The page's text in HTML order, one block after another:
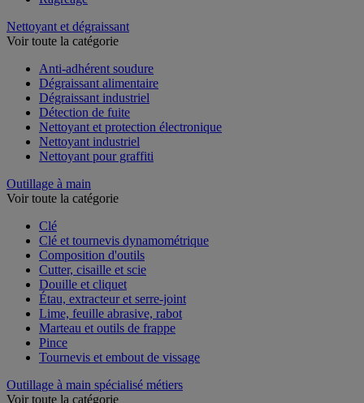
Nettoyant et dégraissant
Voir toute la catégorie
Anti-adhérent soudure
Dégraissant alimentaire
Dégraissant industriel
Détection de fuite
Nettoyant et protection électronique
Nettoyant industriel
Nettoyant pour graffiti
Outillage à main
Voir toute la catégorie
Clé
Clé et tournevis dynamométrique
Composition d'outils
Cutter, cisaille et scie
Douille et cliquet
Étau, extracteur et serre-joint
Lime, feuille abrasive, rabot
Marteau et outils de frappe
Pince
Tournevis et embout de vissage
Outillage à main spécialisé métiers
Voir toute la catégorie